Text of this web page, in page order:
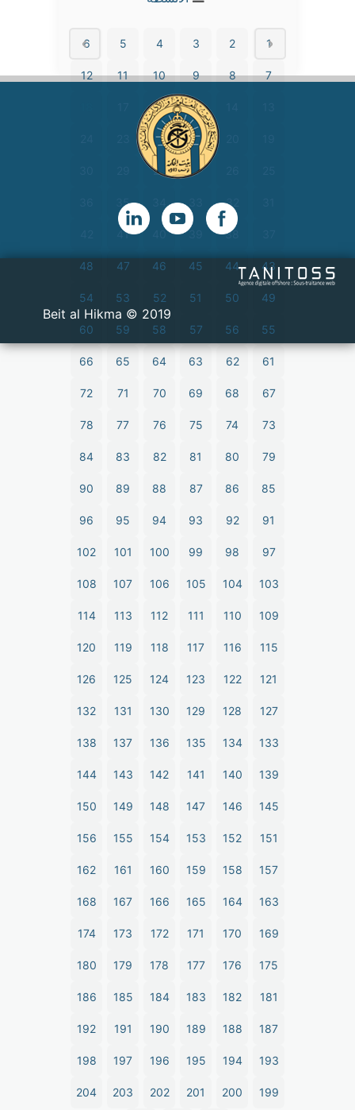
1
2
3
4
5
6
7
8
9
10
11
12
15
16
21
22
27
28
32
35
38
39
40
41
43
44
45
46
47
48
49
50
51
52
53
54
55
56
57
58
59
60
61
62
63
64
65
66
67
68
69
70
71
72
73
74
75
76
77
78
79
80
81
82
83
84
85
86
87
88
89
90
91
92
93
94
95
96
97
98
99
100
101
102
103
104
105
106
107
108
109
110
111
112
113
114
115
116
117
118
119
120
121
122
123
124
125
126
127
128
129
130
131
132
133
134
135
136
137
138
139
140
141
142
143
144
145
146
147
148
149
150
151
152
153
154
155
156
157
158
159
160
161
162
163
164
165
166
167
168
169
170
171
172
173
174
175
176
177
178
179
180
181
182
183
184
185
186
187
188
189
190
191
192
193
194
195
196
197
198
199
200
201
202
203
204
2019 © Beit al Hikma